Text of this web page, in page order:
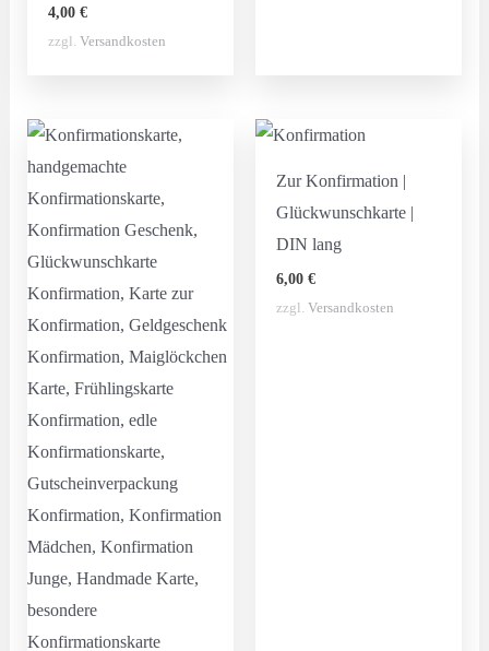
4,00 €
zzgl. Versandkosten
Zur Konfirmation |
Glückwunschkarte |
DIN lang
6,00€
zzgl.Versandkosten